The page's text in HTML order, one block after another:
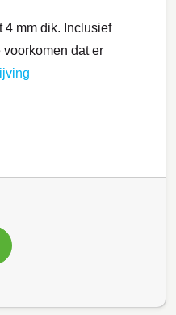
4 mm dik. Inclusief
voorkomen dat er